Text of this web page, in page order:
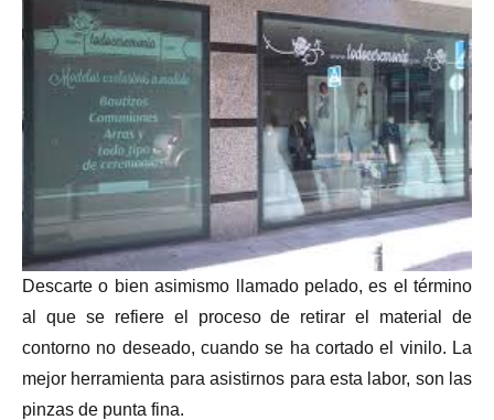
Descarte o bien asimismo llamado pelado, es el término
al que se refiere el proceso de retirar el material de
contorno no deseado, cuando se ha cortado el vinilo. La
mejor herramienta para asistirnos para esta labor, son las
pinzas de punta fina.